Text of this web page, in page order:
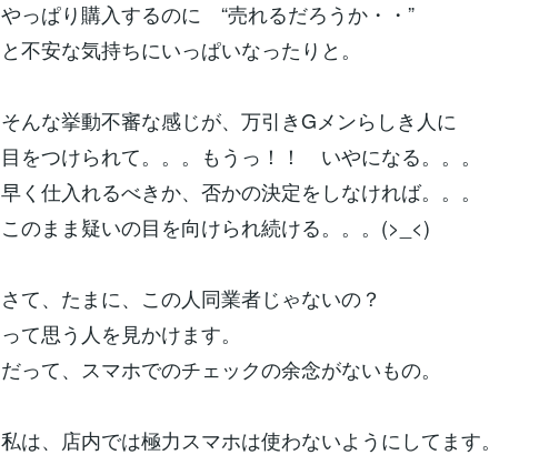
やっぱり購入するのに “売れるだろうか・・”
と不安な気持ちにいっぱいなったりと。
そんな挙動不審な感じが、万引きGメンらしき人に
目をつけられて。。。もうっ！！ いやになる。。。
早く仕入れるべきか、否かの決定をしなければ。。。
このまま疑いの目を向けられ続ける。。。(>_<)
さて、たまに、この人同業者じゃないの？
って思う人を見かけます。
だって、スマホでのチェックの余念がないもの。
私は、店内では極力スマホは使わないようにしてます。